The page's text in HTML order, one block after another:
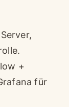
+
für